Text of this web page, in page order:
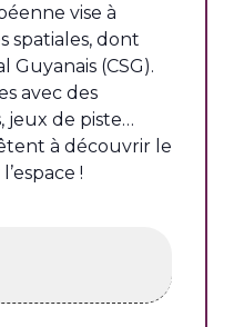
vise à
spatiales, dont
Guyanais (CSG).
avec des
jeux de piste…
à découvrir le
!